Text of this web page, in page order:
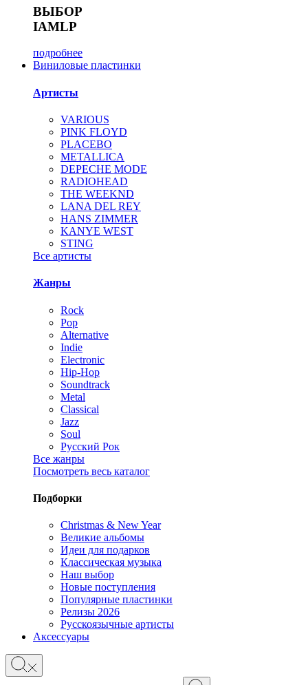
ВЫБОР
IAMLP
подробнее
Виниловые пластинки
Артисты
VARIOUS
PINK FLOYD
PLACEBO
METALLICA
DEPECHE MODE
RADIOHEAD
THE WEEKND
LANA DEL REY
HANS ZIMMER
KANYE WEST
STING
Все артисты
Жанры
Rock
Pop
Alternative
Indie
Electronic
Hip-Hop
Soundtrack
Metal
Classical
Jazz
Soul
Русский Рок
Все жанры
Посмотреть весь каталог
Подборки
Christmas & New Year
Великие альбомы
Идеи для подарков
Классическая музыка
Наш выбор
Новые поступления
Популярные пластинки
Релизы 2026
Русскоязычные артисты
Аксессуары